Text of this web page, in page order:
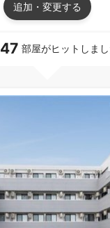
追加・変更する
47 部屋がヒットしま